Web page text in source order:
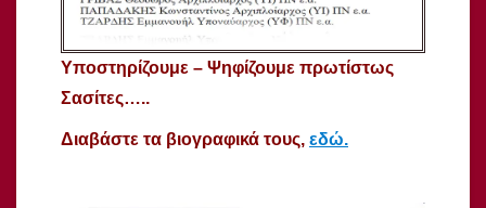
Υποστηρίζουμε – Ψηφίζουμε πρωτίστως
Σασίτες…..
Διαβάστε τα βιογραφικά τους, εδώ.